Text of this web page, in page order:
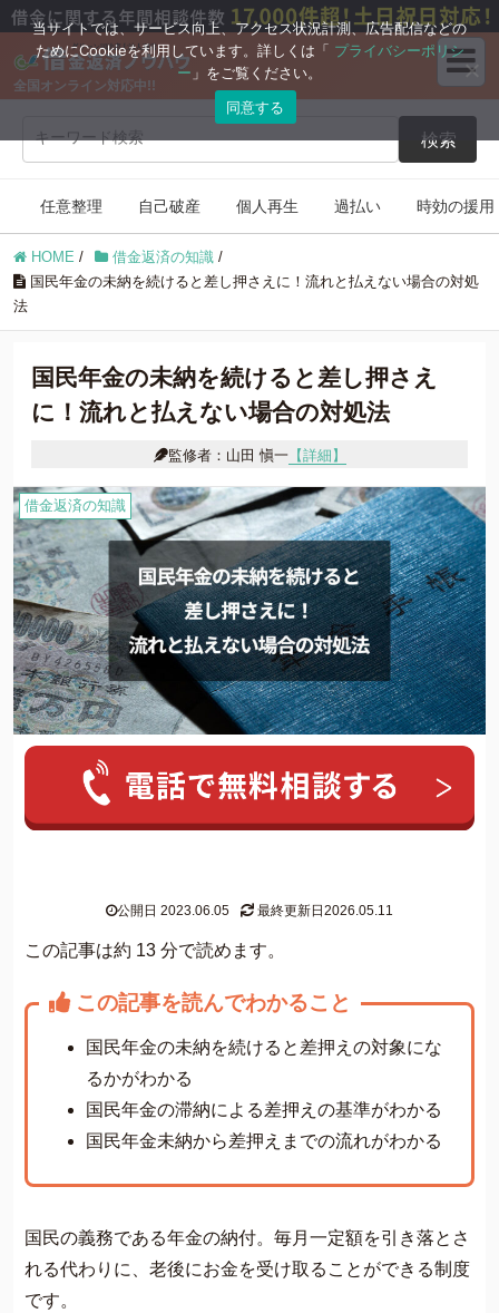
全国オンライン対応中!!
検索
ブログコンテンツ
任意整理
時効の援用 住宅ローン
借金返済の知識
人気ワード: 20年前の借金 クレカ 強制解約 家族にバレずに
グリーン司法書士法人のご紹介
借金返済の専門スタッフ紹介
費用について
よくあるご質問
サイト内の画像等のご利用条件
借金返済の相談はコチラ
任意整理 自己破産 個人再生 過払い 時効の援用
HOME / 借金返済の知識 /
国民年金の未納を続けると差し押さえに！流れと払えない場合の対処
法
国民年金の未納を続けると差し押さえ
に！流れと払えない場合の対処法
監修者：山田 愼一【詳細】
借金返済の知識
公開日 2023.06.05 最終更新日2026.05.11
この記事は約 13 分で読めます。
この記事を読んでわかること
国民年金の未納を続けると差押えの対象にな
るかがわかる
国民年金の滞納による差押えの基準がわかる
国民年金未納から差押えまでの流れがわかる
国民の義務である年金の納付。毎月一定額を引き落とさ
れる代わりに、老後にお金を受け取ることができる制度
です。
当サイトでは、サービス向上、アクセス状況計測、広告配信などの
ためにCookieを利用しています。詳しくは「 プライバシーポリシ
ー 」をご覧ください。
同意する